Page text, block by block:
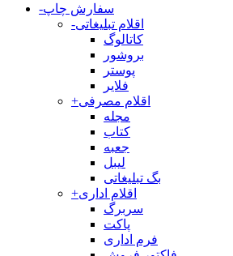
-سفارش چاپ
-اقلام تبلیغاتی
کاتالوگ
بروشور
پوستر
فلایر
+اقلام مصرفی
مجله
کتاب
جعبه
لیبل
بگ تبلیغاتی
+اقلام اداری
سربرگ
پاکت
فرم اداری